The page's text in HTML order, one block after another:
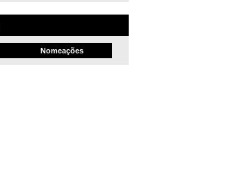
Nomeações